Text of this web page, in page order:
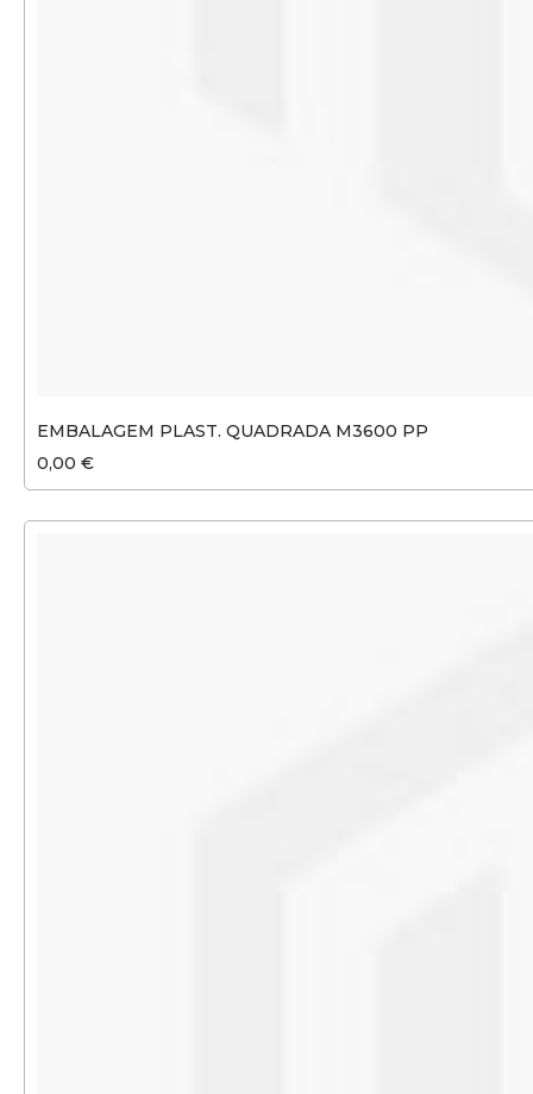
EMBALAGEM PLAST. QUADRADA M3600 PP
0,00 €